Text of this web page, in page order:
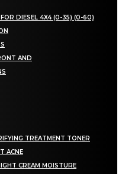
FOR DIESEL 4X4 (0-35) (0-60)
AND
TREATMENT TONER
ACNE
CREAM MOISTURE